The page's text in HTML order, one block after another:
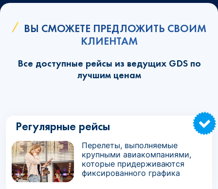
ВЫ СМОЖЕТЕ ПРЕДЛОЖИТЬ СВОИМ
КЛИЕНТАМ
Все доступные рейсы из ведущих GDS по
лучшим ценам
Регулярные рейсы
Перелеты, выполняемые
крупными авиакомпаниями,
которые придерживаются
фиксированного графика